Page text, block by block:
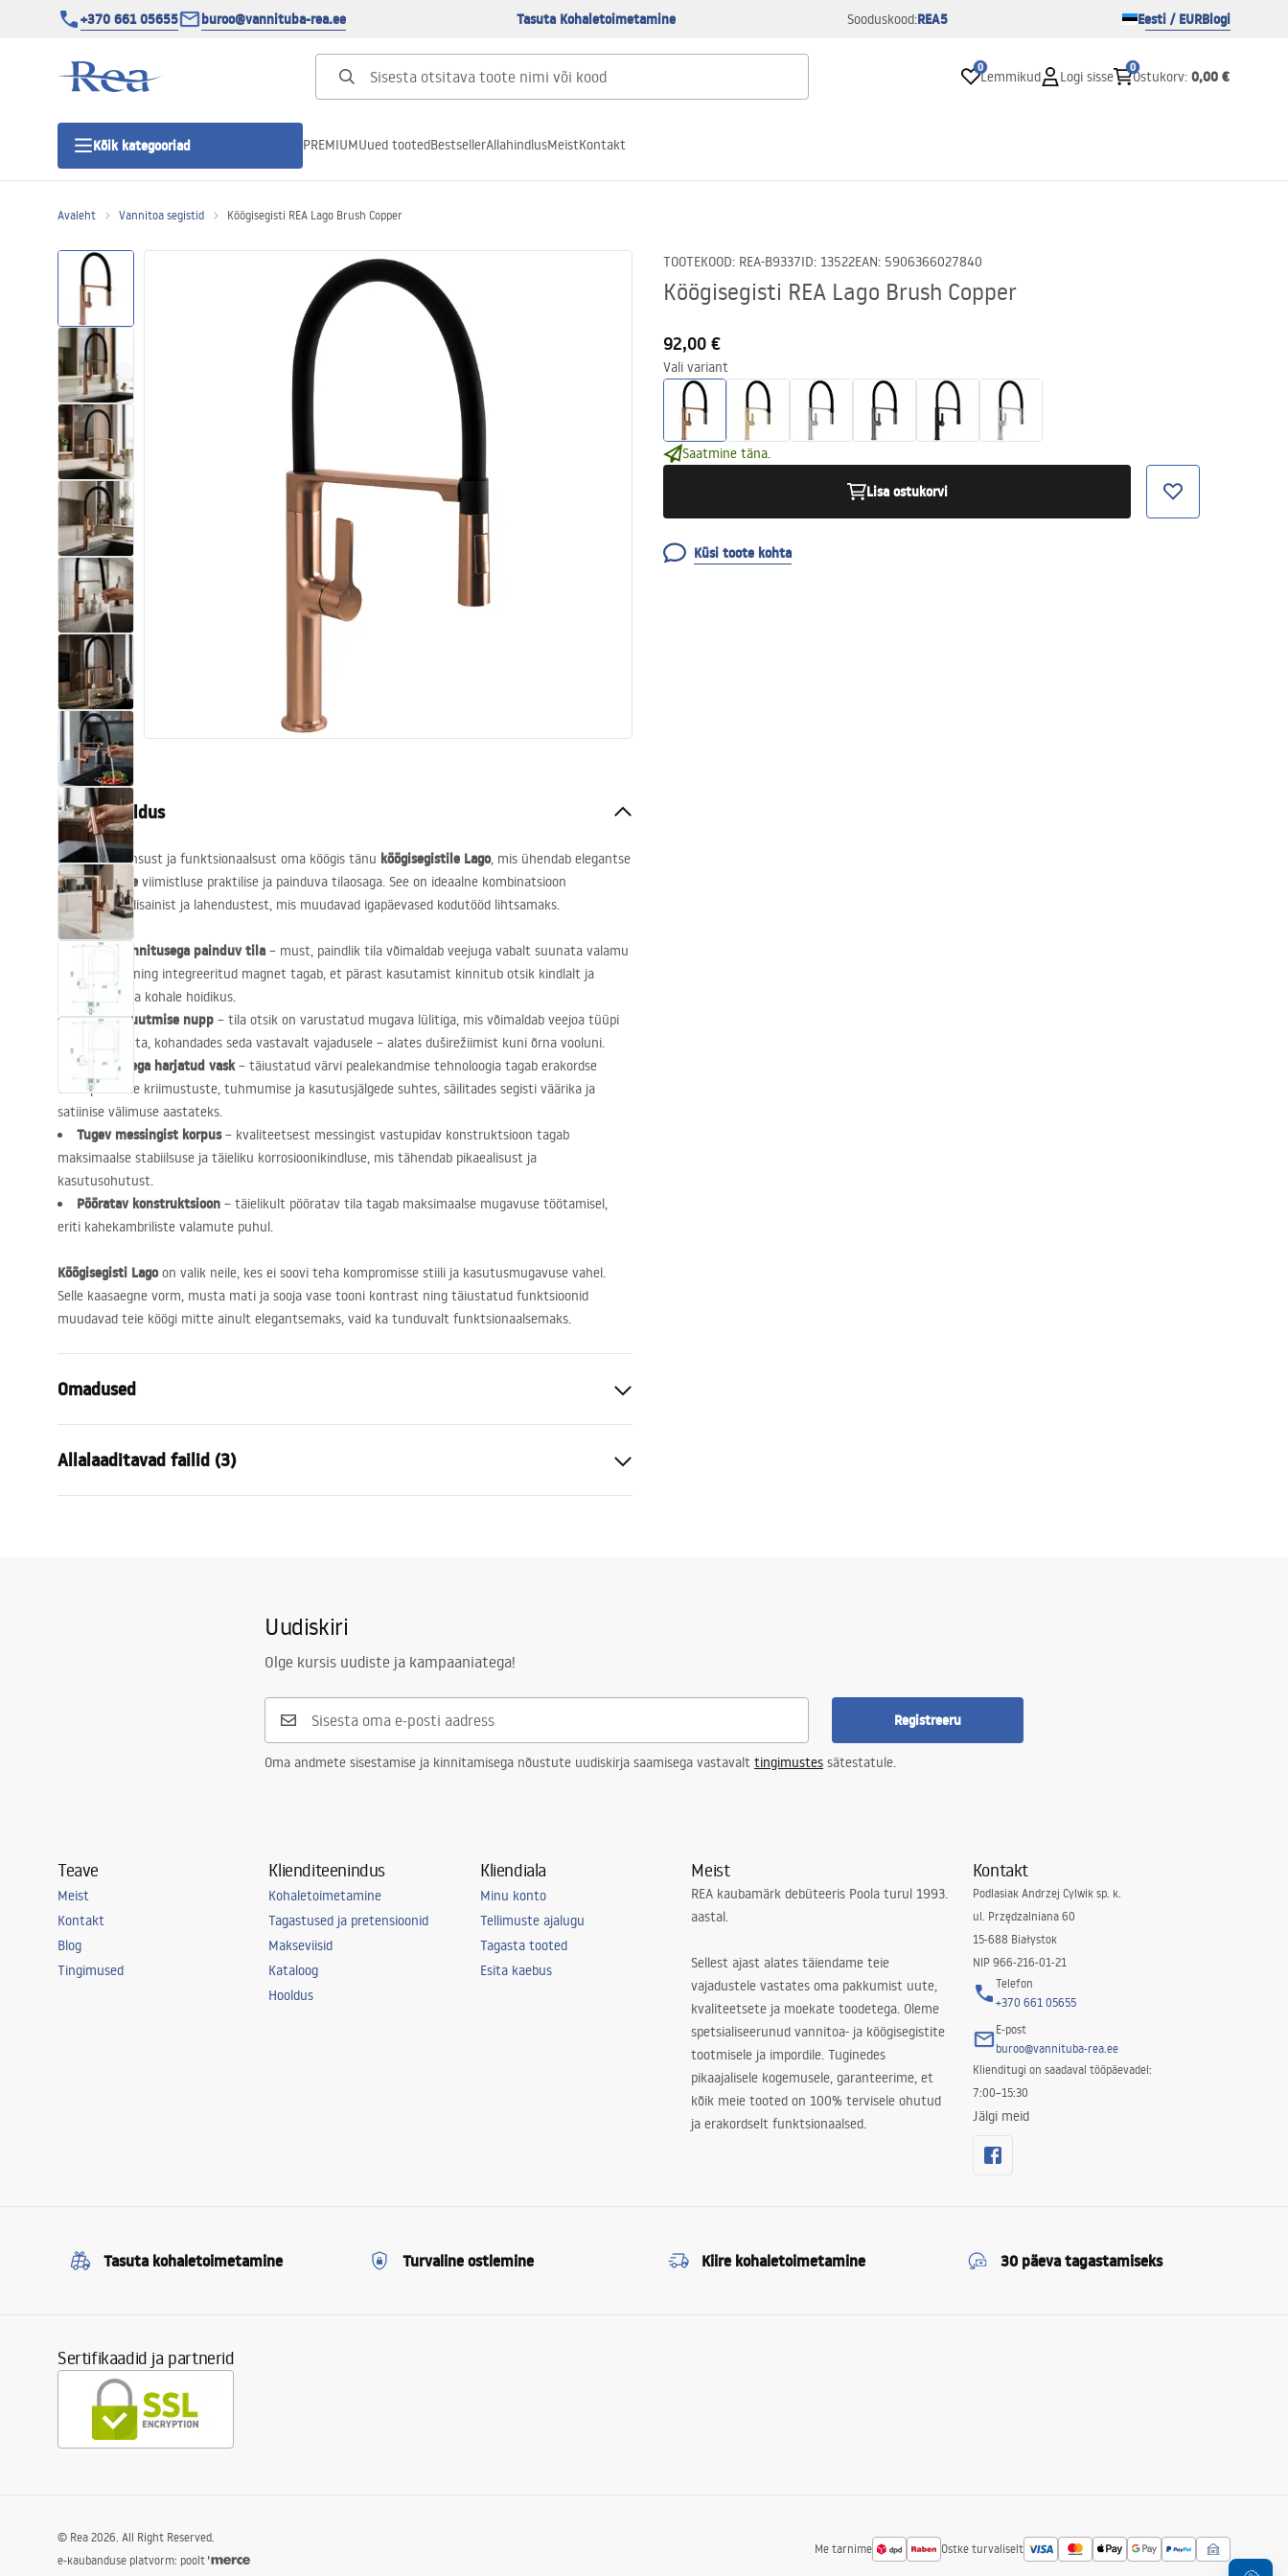
+370 661 05655 buroo@vannituba-rea.ee Tasuta Kohaletoimetamine Sooduskood:REA5 Eesti / EURBlogi
0
Lemmikud Logi sisse
0
Ostukorv: 0,00 €
Kõik kategooriad
Duši uks
Lineaarne duši äravool
Tualettruumid
Vajub ära
Vannid ja ekraanid
Vannitoa segistid
Vannitoas dušid
Köök
Vannitoa tarvikud
PREMIUMUued tootedBestsellerAllahindlusMeistKontakt
Avaleht Vannitoa segistid Köögisegisti REA Lago Brush Copper
TOOTEKOOD: REA-B9337ID: 13522EAN: 5906366027840
Köögisegisti REA Lago Brush Copper
92,00 €
Vali variant
Saatmine täna.
Lisa ostukorvi
Küsi toote kohta
Tootekirjeldus
Hinda modernsust ja funktsionaalsust oma köögis tänu köögisegistile Lago, mis ühendab elegantse
harjatud vase viimistluse praktilise ja painduva tilaosaga. See on ideaalne kombinatsioon
luksuslikust disainist ja lahendustest, mis muudavad igapäevased kodutööd lihtsamaks.
Magnetkinnitusega painduv tila – must, paindlik tila võimaldab veejuga vabalt suunata valamu
igasse nurka ning integreeritud magnet tagab, et pärast kasutamist kinnitub otsik kindlalt ja
stabiilselt oma kohale hoidikus.
Veejoa muutmise nupp – tila otsik on varustatud mugava lülitiga, mis võimaldab veejoa tüüpi
hetkega muuta, kohandades seda vastavalt vajadusele – alates duširežiimist kuni õrna vooluni.
PVD -kattega harjatud vask– täiustatud värvi pealekandmise tehnoloogia tagab erakordse
vastupidavuse kriimustuste, tuhmumise ja kasutusjälgede suhtes, säilitades segisti väärika ja
satiinise välimuse aastateks.
Tugev messingist korpus– kvaliteetsest messingist vastupidav konstruktsioon tagab
maksimaalse stabiilsuse ja täieliku korrosioonikindluse, mis tähendab pikaealisust ja
kasutusohutust.
Pööratav konstruktsioon – täielikult pööratav tila tagab maksimaalse mugavuse töötamisel,
eriti kahekambriliste valamute puhul.
Köögisegisti Lagoon valik neile, kes ei soovi teha kompromisse stiili ja kasutusmugavuse vahel.
Selle kaasaegne vorm, musta mati ja sooja vase tooni kontrast ning täiustatud funktsioonid
muudavad teie köögi mitte ainult elegantsemaks, vaid ka tunduvalt funktsionaalsemaks.
Omadused
Paigaldusviis
Värv
Harjatud vask
PVD
5 aastat
Allalaaditavad failid (3)
Warranty_Terms_and_Conditions_Uudiskiri
Olge kursis uudiste ja kampaaniatega!
Registreeru
Oma andmete sisestamise ja kinnitamisega nõustute uudiskirja saamisega vastavalt tingimustes sätestatule.
Teave
Meist
Kontakt
Blog
Tingimused
Klienditeenindus
Kohaletoimetamine
Tagastused ja pretensioonid
Makseviisid
Kataloog
Hooldus
Kliendiala
Minu konto
Tellimuste ajalugu
Tagasta tooted
Esita kaebus
Meist
REA kaubamärk debüteeris Poola turul 1993.
aastal.
Sellest ajast alates täiendame teie
vajadustele vastates oma pakkumist uute,
kvaliteetsete ja moekate toodetega. Oleme
spetsialiseerunud vannitoa- ja köögisegistite
tootmisele ja impordile. Tuginedes
pikaajalisele kogemusele, garanteerime, et
kõik meie tooted on 100% tervisele ohutud
ja erakordselt funktsionaalsed.
Kontakt
Podlasiak Andrzej Cylwik sp. k.
ul. Przędzalniana 60
15-688 Białystok
NIP 966-216-01-21
Telefon
+370 661 05655
E-post
buroo@vannituba-rea.ee
Klienditugi on saadaval tööpäevadel:
7:00–15:30
Jälgi meid
Tasuta kohaletoimetamine Turvaline ostlemine Kiire kohaletoimetamine 30 päeva tagastamiseks
Sertifikaadid ja partnerid
Me tarnime Ostke turvaliselt
© Rea 2026. All Right Reserved.
e-kaubanduse platvorm: poolt